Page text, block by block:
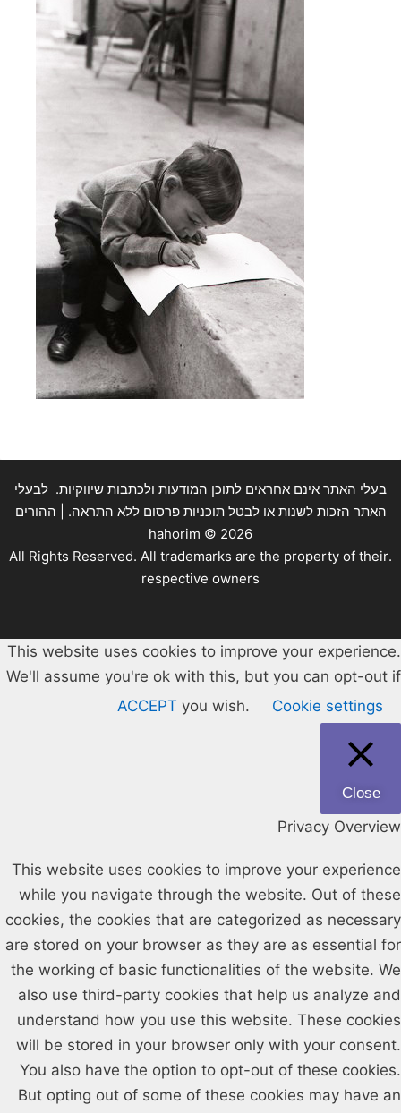
בעלי האתר אינם אחראים לתוכן המודעות ולכתבות שיווקיות. לבעלי
האתר הזכות לשנות או לבטל תוכניות פרסום ללא התראה. | ההורים
hahorim © 2026
.All Rights Reserved. All trademarks are the property of their
respective owners
This website uses cookies to improve your experience.
We'll assume you're ok with this, but you can opt-out if
you wish.
Cookie settings
ACCEPT
Close
Privacy Overview
This website uses cookies to improve your experience
while you navigate through the website. Out of these
cookies, the cookies that are categorized as necessary
are stored on your browser as they are as essential for
the working of basic functionalities of the website. We
also use third-party cookies that help us analyze and
understand how you use this website. These cookies
will be stored in your browser only with your consent.
You also have the option to opt-out of these cookies.
But opting out of some of these cookies may have an